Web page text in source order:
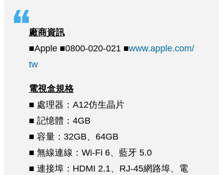
廠商資訊
■Apple ■0800-020-021 ■www.apple.com/
tw
電視盒規格
■ 處理器：A12仿生晶片
■ 記憶體：4GB
■ 容量：32GB、64GB
■ 無線連線：Wi-Fi 6、藍牙 5.0
■ 連接埠：HDMI 2.1、RJ-45網路埠、電